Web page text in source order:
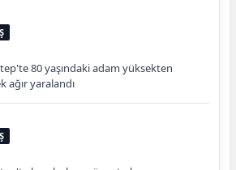
80 yaşındaki adam yüksekten
ağır yaralandı